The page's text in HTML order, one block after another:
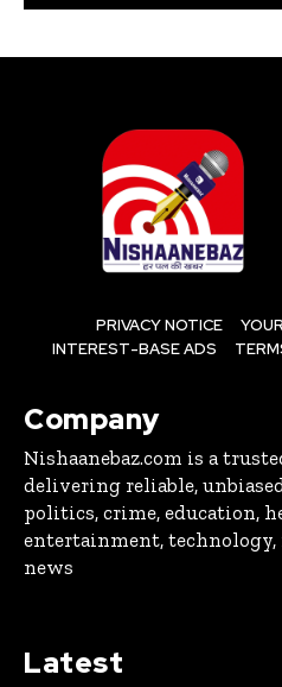
PRIVACY NOTICE
INTEREST-BASE ADS
Company
Nishaanebaz.com is a
delivering reliable,
politics, crime, education,
entertainment,
news
Latest